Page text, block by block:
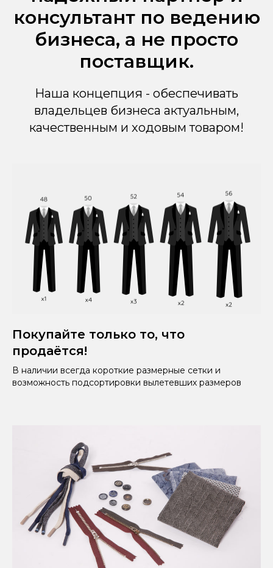
консультант по ведению
бизнеса, а не просто
поставщик.
Наша концепция - обеспечивать
владельцев бизнеса актуальным,
качественным и ходовым товаром!
Покупайте только то, что
продаётся!
В наличии всегда короткие размерные сетки и
возможность подсортировки вылетевших размеров